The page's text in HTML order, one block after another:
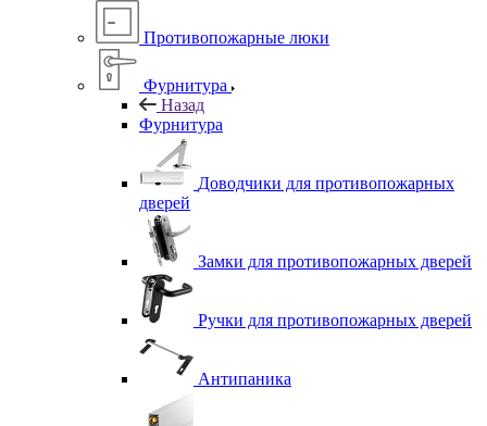
Противопожарные люки
Фурнитура
Назад
Фурнитура
Доводчики для противопожарных
дверей
Замки для противопожарных дверей
Ручки для противопожарных дверей
Антипаника